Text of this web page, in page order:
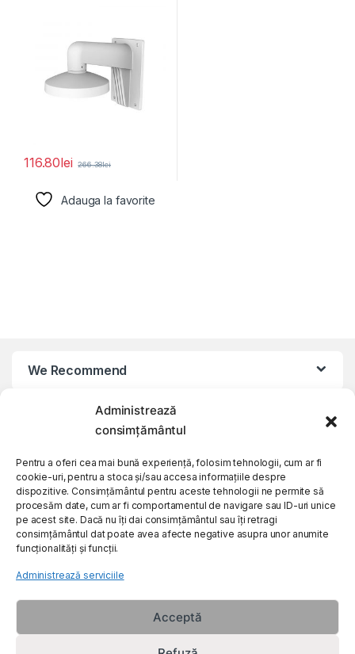
Administrează
consimțământul
Pentru a oferi cea mai bună experiență, folosim tehnologii, cum ar fi
cookie-uri, pentru a stoca și/sau accesa informațiile despre
dispozitive. Consimțământul pentru aceste tehnologii ne permite să
procesăm date, cum ar fi comportamentul de navigare sau ID-uri unice
pe acest site. Dacă nu îți dai consimțământul sau îți retragi
consimțământul dat poate avea afecte negative asupra unor anumite
funcționalități și funcții.
Administrează serviciile
Acceptă
116.80lei 266.38lei
Adauga la favorite
We Recommend
My Account
Customer Care
About Us